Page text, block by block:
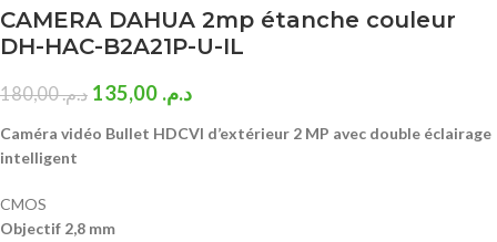
CAMERA DAHUA 2mp étanche couleur
DH-HAC-B2A21P-U-IL
د.م.180,00 د.م.
Caméra vidéo Bullet HDCVI d’extérieur 2 MP avec double éclairage
intelligent
CMOS
Objectif 2,8 mm